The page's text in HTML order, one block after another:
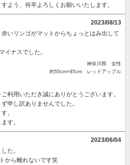
よう、何卒よろしくお願いいたします。
2023/08/13
いリンゴがマットからちょっとはみ出して
ナスでした。
神奈川県 女性
約55cm×85cm レッドアップル
利用いただき誠にありがとうございます。
申し訳ありませんでした。
。
す。
2023/06/04
た。
から離れないです笑